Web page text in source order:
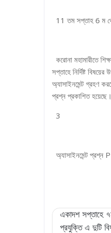
11 তম সপ্তাহ 6 ম
করোনা মহামারীতে
সপ্তাহে নির্দিষ্ট
অ্যাসাইনমেন্ট গ্রহণ
প্রশ্ন প্রকাশিত হয়েছে।
3
অ্যাসাইনমেন্ট প্রশ্ন
একাদশ সপ্তাহে
প্রযুক্তি এ দুটি